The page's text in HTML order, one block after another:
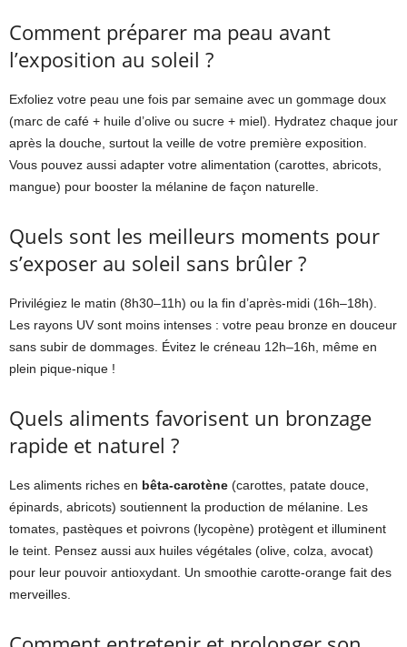
Comment préparer ma peau avant
l’exposition au soleil ?
Exfoliez votre peau une fois par semaine avec un gommage doux
(marc de café + huile d’olive ou sucre + miel). Hydratez chaque jour
après la douche, surtout la veille de votre première exposition.
Vous pouvez aussi adapter votre alimentation (carottes, abricots,
mangue) pour booster la mélanine de façon naturelle.
Quels sont les meilleurs moments pour
s’exposer au soleil sans brûler ?
Privilégiez le matin (8h30–11h) ou la fin d’après-midi (16h–18h).
Les rayons UV sont moins intenses : votre peau bronze en douceur
sans subir de dommages. Évitez le créneau 12h–16h, même en
plein pique-nique !
Quels aliments favorisent un bronzage
rapide et naturel ?
Les aliments riches en bêta-carotène (carottes, patate douce,
épinards, abricots) soutiennent la production de mélanine. Les
tomates, pastèques et poivrons (lycopène) protègent et illuminent
le teint. Pensez aussi aux huiles végétales (olive, colza, avocat)
pour leur pouvoir antioxydant. Un smoothie carotte-orange fait des
merveilles.